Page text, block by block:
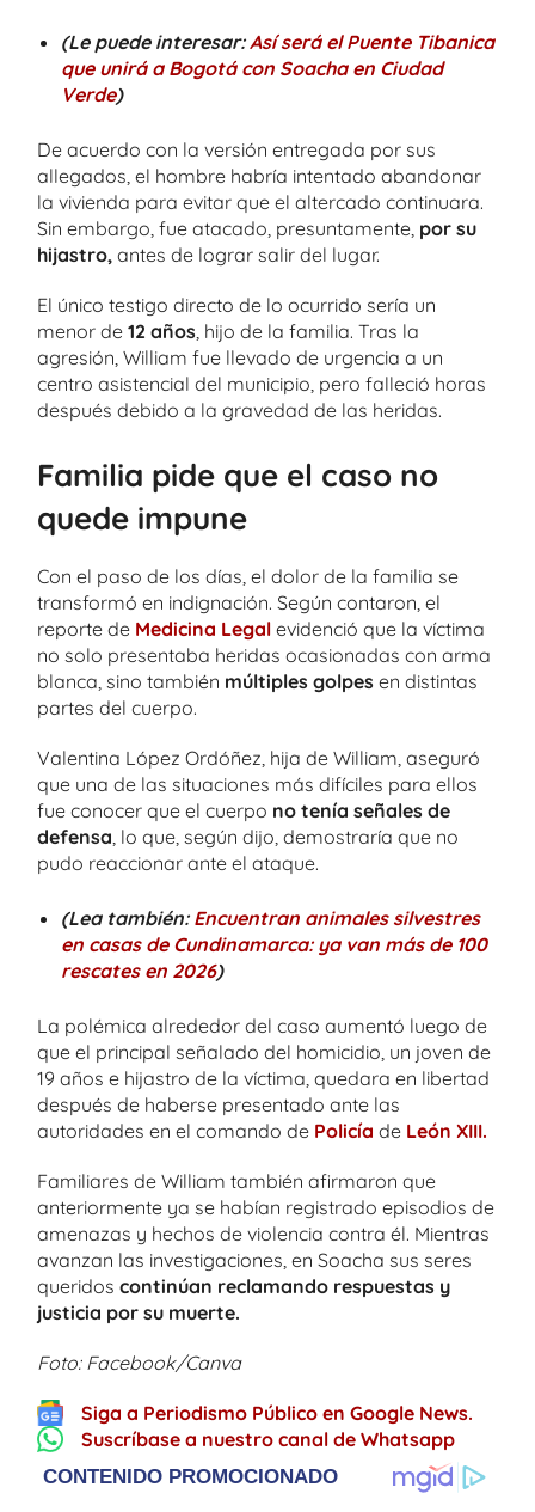
(Le puede interesar:Así será el Puente Tibanica
que unirá a Bogotá con Soacha en Ciudad
Verde)
De acuerdo con la versión entregada por sus
allegados, el hombre habría intentado abandonar
la vivienda para evitar que el altercado continuara.
Sin embargo, fue atacado, presuntamente, por su
hijastro, antes de lograr salir del lugar.
El único testigo directo de lo ocurrido sería un
menor de 12 años , hijo de la familia. Tras la
agresión, William fue llevado de urgencia a un
centro asistencial del municipio, pero falleció horas
después debido a la gravedad de las heridas.
Familia pide que el caso no
quede impune
Con el paso de los días, el dolor de la familia se
transformó en indignación. Según contaron, el
reporte de Medicina Legal evidenció que la víctima
no solo presentaba heridas ocasionadas con arma
blanca, sino también múltiples golpes en distintas
partes del cuerpo.
Valentina López Ordóñez, hija de William, aseguró
que una de las situaciones más difíciles para ellos
fue conocer que el cuerpo no tenía señales de
defensa, lo que, según dijo, demostraría que no
pudo reaccionar ante el ataque.
(Lea también: Encuentran animales silvestres
en casas de Cundinamarca: ya van más de 100
rescates en 2026)
La polémica alrededor del caso aumentó luego de
que el principal señalado del homicidio, un joven de
19 años e hijastro de la víctima, quedara en libertad
después de haberse presentado ante las
autoridades en el comando de Policía de León XIII.
Familiares de William también afirmaron que
anteriormente ya se habían registrado episodios de
amenazas y hechos de violencia contra él. Mientras
avanzan las investigaciones, en Soacha sus seres
queridos continúan reclamando respuestas y
justicia por su muerte.
Foto: Facebook/Canva
Siga a Periodismo Público en Google News.
Suscríbase a nuestro canal de Whatsapp